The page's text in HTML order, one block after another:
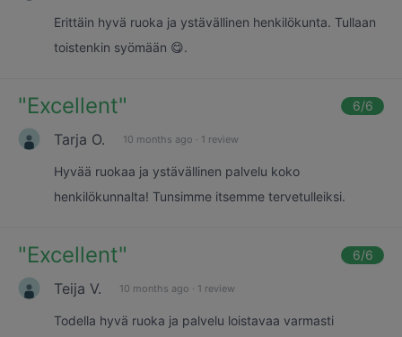
Erittäin hyvä ruoka ja ystävällinen henkilökunta. Tullaan
toistenkin syömään 😋.
"Excellent" 6/6
Tarja O. 10 months ago · 1 review
Hyvää ruokaa ja ystävällinen palvelu koko
henkilökunnalta! Tunsimme itsemme tervetulleiksi.
"Excellent" 6/6
Teija V. 10 months ago · 1 review
Todella hyvä ruoka ja palvelu loistavaa varmasti